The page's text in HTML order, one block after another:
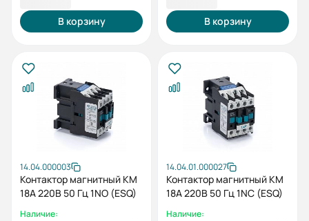
В корзину В корзину
14.04.000003
Контактор магнитный КМ
18А 220В 50 Гц 1NO (ESQ)
Наличие:
14.04.01.000027
Контактор магнитный КМ
18А 220В 50 Гц 1NC (ESQ)
Наличие: